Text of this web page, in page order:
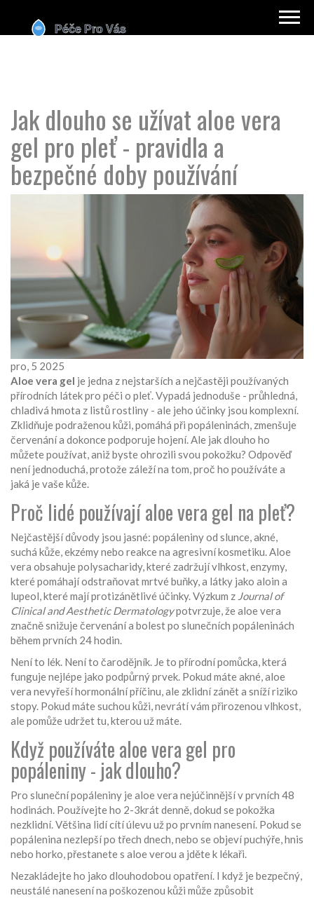
Jak dlouho se užívat aloe vera
gel pro pleť - pravidla a
bezpečné doby používání
pro, 5 2025
Aloe vera gel je jedna z nejstarších a nejčastěji používaných
přírodních látek pro péči o pleť. Vypadá jednoduše - průhledná,
chladivá hmota z listů rostliny - ale jeho účinky jsou komplexní.
Zklidňuje podraženou kůži, pomáhá při popáleninách, zmenšuje
červenání a dokonce podporuje hojení. Ale jak dlouho ho
můžete používat, aniž byste ohrozili svou pokožku? Odpověď
není jednoduchá, protože záleží na tom, proč ho používáte a
jaká je vaše kůže.
Proč lidé používají aloe vera gel na pleť?
Nejčastější důvody jsou jasné: popáleniny od slunce, akné,
suchá kůže, ekzémy nebo reakce na agresivní kosmetiku. Aloe
vera obsahuje polysacharidy, které zadržují vlhkost, enzymy,
které pomáhají odstraňovat mrtvé buňky, a látky jako aloin a
lupeol, které mají protizánětlivé účinky. Výzkum z Journal of
Clinical and Aesthetic Dermatologypotvrzuje, že aloe vera
značně snižuje červenání a bolest po slunečních popáleninách
během prvních 24 hodin.
Není to lék. Není to čarodějník. Je to přírodní pomůcka, která
funguje nejlépe jako podpůrný prvek. Pokud máte akné, aloe
vera nevyřeší hormonální příčinu, ale zklidní zánět a sníží riziko
stopy. Pokud máte suchou kůži, nevrátí vám přirozenou vlhkost,
ale pomůže udržet tu, kterou už máte.
Když používáte aloe vera gel pro
popáleniny - jak dlouho?
Pro sluneční popáleniny je aloe vera nejúčinnější v prvních 48
hodinách. Používejte ho 2-3krát denně, dokud se pokožka
nezklidní. Většina lidí cítí úlevu už po prvním nanesení. Pokud se
popálenina nezlepší po třech dnech, nebo se objeví puchýře, hnis
nebo horko, přestanete s aloe verou a jděte k lékaři.
Nezakládejte ho jako dlouhodobou opatření. I když je bezpečný,
neustálé nanesení na poškozenou kůži může způsobit